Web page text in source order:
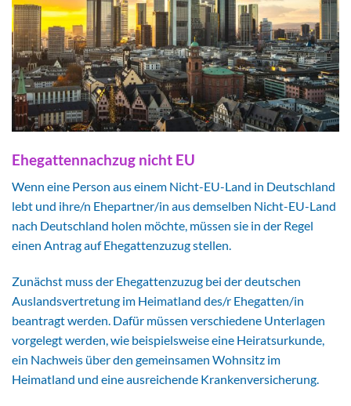
Ehegattennachzug nicht EU
Wenn eine Person aus einem Nicht-EU-Land in Deutschland
lebt und ihre/n Ehepartner/in aus demselben Nicht-EU-Land
nach Deutschland holen möchte, müssen sie in der Regel
einen Antrag auf Ehegattenzuzug stellen.
Zunächst muss der Ehegattenzuzug bei der deutschen
Auslandsvertretung im Heimatland des/r Ehegatten/in
beantragt werden. Dafür müssen verschiedene Unterlagen
vorgelegt werden, wie beispielsweise eine Heiratsurkunde,
ein Nachweis über den gemeinsamen Wohnsitz im
Heimatland und eine ausreichende Krankenversicherung.